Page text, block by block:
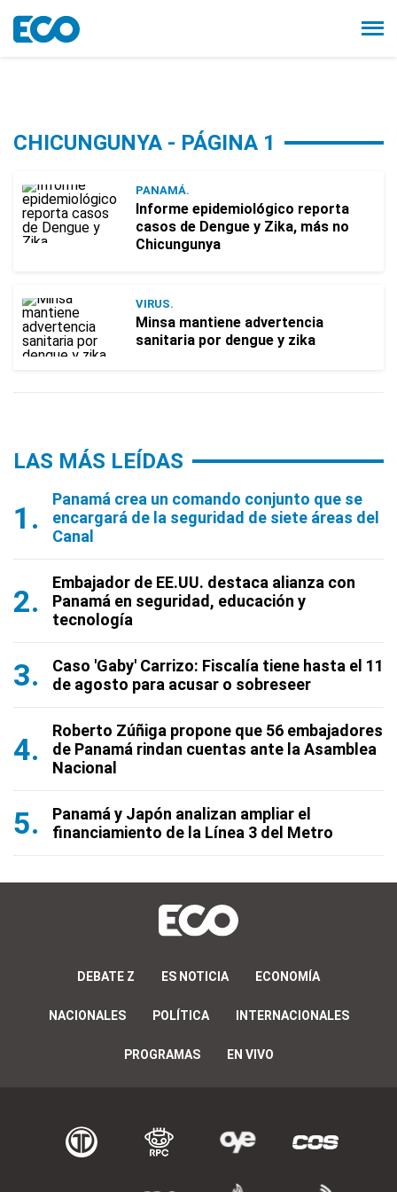
CHICUNGUNYA - PÁGINA 1
PANAMÁ.
Informe epidemiológico reporta
casos de Dengue y Zika, más no
Chicungunya
VIRUS.
Minsa mantiene advertencia
sanitaria por dengue y zika
LAS MÁS LEÍDAS
Panamá crea un comando conjunto que se
encargará de la seguridad de siete áreas del
Canal
Embajador de EE.UU. destaca alianza con
Panamá en seguridad, educación y
tecnología
Caso 'Gaby' Carrizo: Fiscalía tiene hasta el 11
de agosto para acusar o sobreseer
Roberto Zúñiga propone que 56 embajadores
de Panamá rindan cuentas ante la Asamblea
Nacional
Panamá y Japón analizan ampliar el
financiamiento de la Línea 3 del Metro
DEBATE Z ES NOTICIA ECONOMÍA
NACIONALES POLÍTICA INTERNACIONALES
PROGRAMAS EN VIVO